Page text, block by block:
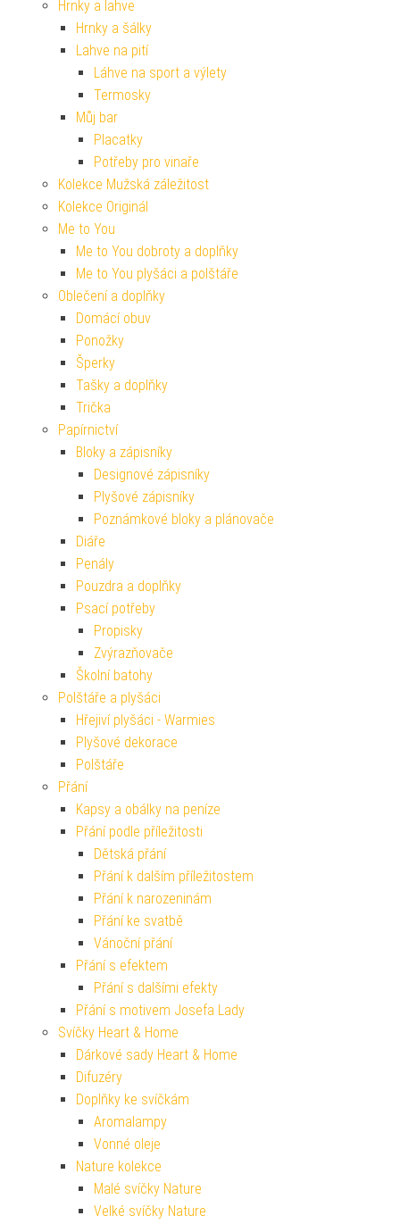
Hrnky a lahve
Hrnky a šálky
Lahve na pití
Láhve na sport a výlety
Termosky
Můj bar
Placatky
Potřeby pro vinaře
Kolekce Mužská záležitost
Kolekce Originál
Me to You
Me to You dobroty a doplňky
Me to You plyšáci a polštáře
Oblečení a doplňky
Domácí obuv
Ponožky
Šperky
Tašky a doplňky
Trička
Papírnictví
Bloky a zápisníky
Designové zápisníky
Plyšové zápisníky
Poznámkové bloky a plánovače
Diáře
Penály
Pouzdra a doplňky
Psací potřeby
Propisky
Zvýrazňovače
Školní batohy
Polštáře a plyšáci
Hřejiví plyšáci - Warmies
Plyšové dekorace
Polštáře
Přání
Kapsy a obálky na peníze
Přání podle příležitosti
Dětská přání
Přání k dalším příležitostem
Přání k narozeninám
Přání ke svatbě
Vánoční přání
Přání s efektem
Přání s dalšími efekty
Přání s motivem Josefa Lady
Svíčky Heart & Home
Dárkové sady Heart & Home
Difuzéry
Doplňky ke svíčkám
Aromalampy
Vonné oleje
Nature kolekce
Malé svíčky Nature
Velké svíčky Nature